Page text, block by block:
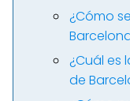
¿Cómo
¿Cuál es
de